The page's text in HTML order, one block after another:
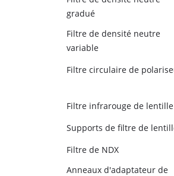
gradué
Filtre de densité neutre
variable
Filtre circulaire de
Filtre infrarouge de lentille
Supports de filtre de
Filtre de NDX
Anneaux d'adaptateur de